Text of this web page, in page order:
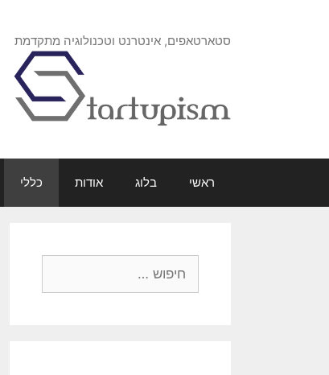
סטארטאפים, אינטרנט וטכנולוגיה מתקדמת
ראשי בלוג אודות כללי